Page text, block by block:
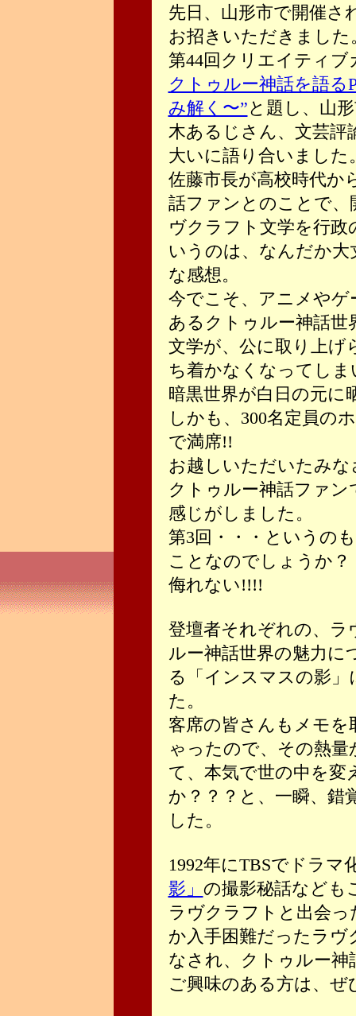
先日、山形市で開催さ
お招きいただきました
第44回クリエイティブ
クトゥルー神話を語る
み解く〜”と題し、山
木あるじさん、文芸評
大いに語り合いました
佐藤市長が高校時代か
話ファンとのことで
ヴクラフト文学を行政
いうのは、なんだか
な感想。
今でこそ、アニメや
あるクトゥルー神話世
文学が、公に取り上げ
ち着かなくなってしま
暗黒世界が白日の元に
しかも、300名定員の
で満席!!
お越しいただいたみ
クトゥルー神話ファ
感じがしました。
第3回・・・というの
ことなのでしょうか？
侮れない!!!!
登壇者それぞれの、
ルー神話世界の魅力に
る「インスマスの影
た。
客席の皆さんもメモ
ゃったので、その熱
て、本気で世の中を
か？？？と、一瞬、
した。
1992年にTBSでドラマ
影」 の撮影秘話なども
ラヴクラフトと出会っ
か入手困難だったラ
なされ、クトゥルー神
ご興味のある方は、ぜ